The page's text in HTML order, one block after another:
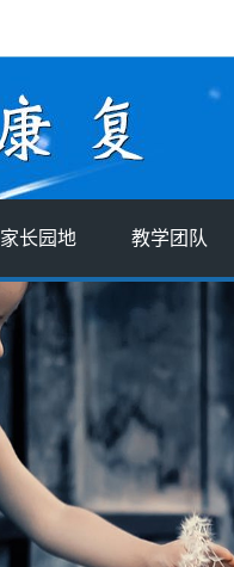
家长园地
案例分享
家长课堂
家长专访
教学团队
部长简介
教师随笔